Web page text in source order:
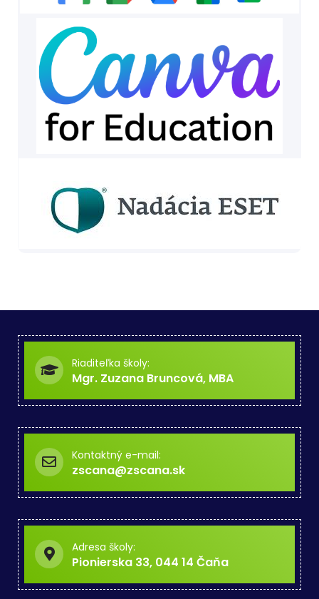
Riaditeľka školy:
Mgr. Zuzana Bruncová, MBA
Kontaktný e-mail:
zscana@zscana.sk
Adresa školy:
Pionierska 33, 044 14 Čaňa